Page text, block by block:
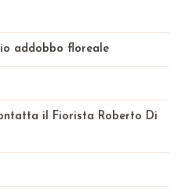
addobbo floreale
il Fiorista Roberto Di